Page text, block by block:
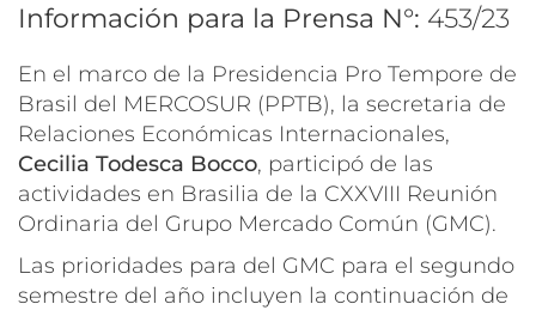
Información para la Prensa N°: 453/23
En el marco de la Presidencia Pro Tempore de
Brasil del MERCOSUR (PPTB), la secretaria de
Relaciones Económicas Internacionales,
Cecilia Todesca Bocco, participó de las
actividades en Brasilia de la CXXVIII Reunión
Ordinaria del Grupo Mercado Común (GMC).
Las prioridades para del GMC para el segundo
semestre del año incluyen la continuación de